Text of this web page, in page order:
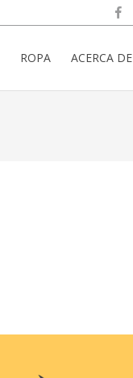
ROPA ACERCA DE